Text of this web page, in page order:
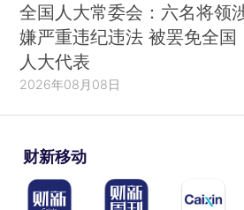
全国人大常委会：六名将领
嫌严重违纪违法 被罢免全国
人大代表
2026年08月08日
财新移动